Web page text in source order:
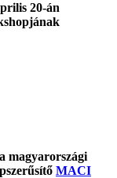
20-án
magyarországi
MACI